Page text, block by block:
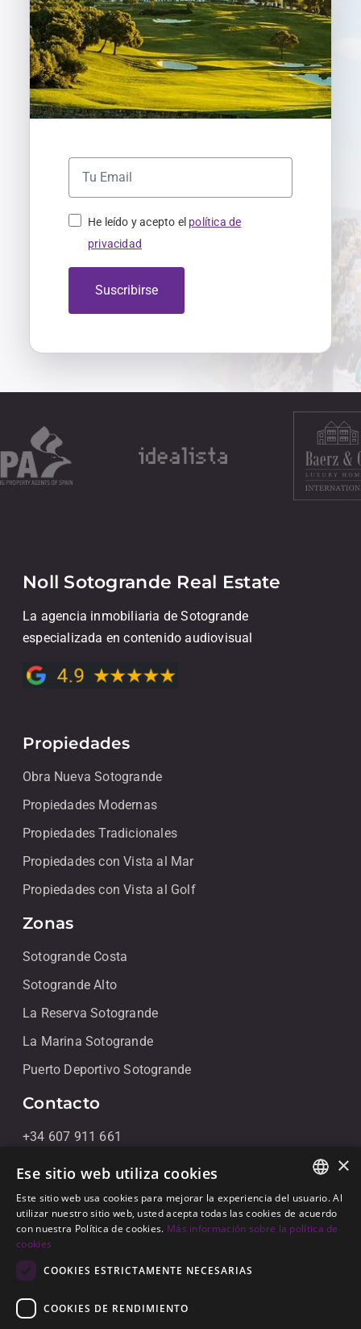
He leído y acepto el política de
privacidad
Suscribirse
Noll Sotogrande Real Estate
La agencia inmobiliaria de Sotogrande
especializada en contenido audiovisual
Propiedades
Obra Nueva Sotogrande
Propiedades Modernas
Propiedades Tradicionales
Propiedades con Vista al Mar
Propiedades con Vista al Golf
Zonas
Sotogrande Costa
Sotogrande Alto
La Reserva Sotogrande
La Marina Sotogrande
Puerto Deportivo Sotogrande
Contacto
+34 607 911 661
+34 856 091 709
info@noll-sotogrande.com
Contáctanos
Galerias Paniagua Local 43 Avenida de Paniagua, s/n
11310 Sotogrande, Cádiz
ENGLISH
SPANISH
×
Ese sitio web utiliza cookies
Este sitio web usa cookies para mejorar la experiencia del usuario. Al
utilizar nuestro sitio web, usted acepta todas las cookies de acuerdo
con nuestra Política de cookies. Más información sobre la política de
cookies
COOKIES ESTRICTAMENTE NECESARIAS
COOKIES DE RENDIMIENTO